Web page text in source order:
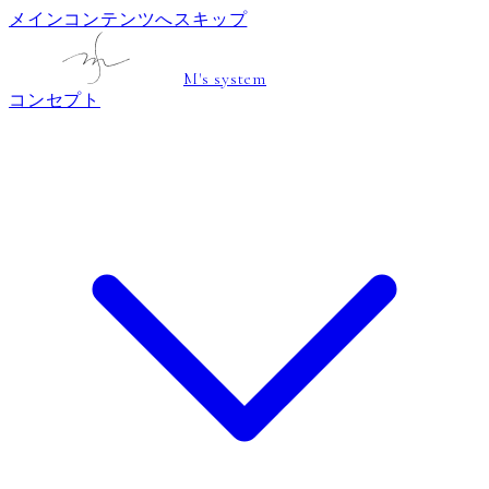
メインコンテンツへスキップ
M's system
コンセプト